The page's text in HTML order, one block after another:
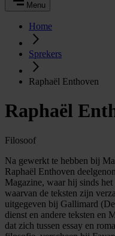
Menu
Home
Sprekers
Raphaël Enthoven
Raphaël
Filosoof
Na gewerkt te hebben bij
Raphaël Enthoven
Magazine, waar hij sinds
waarvan de teksten zijn
uitgegeven bij Gallimard
dienst en andere teksten en
dat zich tussen essay en